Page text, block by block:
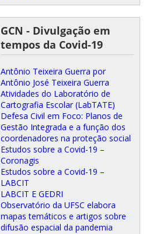
GCN - Divulgação em
tempos da Covid-19
Antônio Teixeira Guerra por
Antônio José Teixeira Guerra
Atividades do Laboratório de
Cartografia Escolar (LabTATE)
Defesa Civil em Foco: Planos de
Gestão Integrada e a função dos
coordenadores na proteção social
Estudos sobre a Covid-19 –
Coronagis
Estudos sobre a Covid-19 –
LABCIT
LABCIT E GEDRI
Observatório da UFSC elabora
mapas temáticos e artigos sobre
difusão espacial da pandemia